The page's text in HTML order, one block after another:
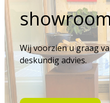
Wij voorzien u graag
deskundig advies.